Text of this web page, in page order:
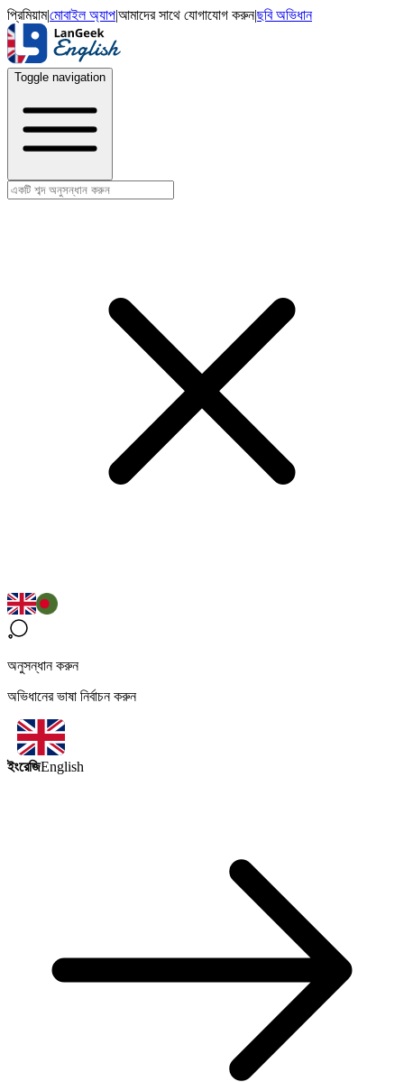
প্রিমিয়াম|মোবাইল অ্যাপ|আমাদের সাথে যোগাযোগ করুন|ছবি অভিধান
Toggle navigation
অনুসন্ধান করুন
অভিধানের ভাষা নির্বাচন করুন
ইংরেজিEnglish